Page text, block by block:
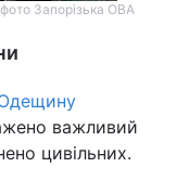
Запорізька ОВА
важливий
цивільних.